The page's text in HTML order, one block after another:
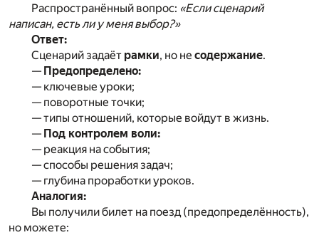
Распространённый вопрос: «Если сценарий
написан, есть ли у меня выбор?»
Ответ:
Сценарий задаёт рамки, но не содержание.
— Предопределено:
— ключевые уроки;
— поворотные точки;
— типы отношений, которые войдут в жизнь.
— Под контролем воли:
— реакция на события;
— способы решения задач;
— глубина проработки уроков.
Аналогия:
Вы получили билет на поезд (предопределённость),
но можете: